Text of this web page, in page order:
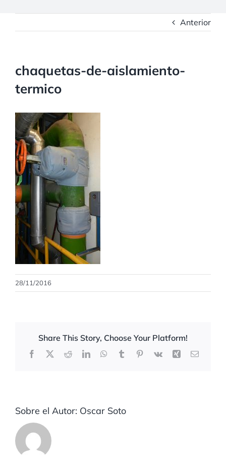
Anterior
chaquetas-de-aislamiento-
termico
28/11/2016
Share This Story, Choose Your Platform!
Facebook
X RedditLinkedInWhatsApp
TumblrPinterest
Vk Xing Correo
Sobre el Autor: Oscar Soto